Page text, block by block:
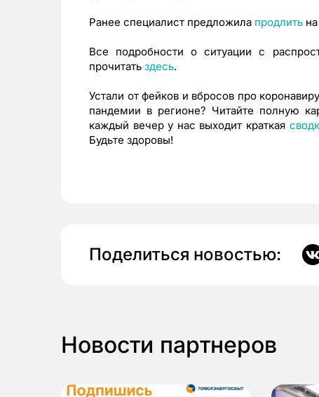
Ранее специалист предложила продлить
Все подробности о ситуации с
прочитать здесь.
Устали от фейков и вбросов про
пандемии в регионе? Читайте полную
каждый вечер у нас выходит краткая
Будьте здоровы!
Поделиться новостью:
Новости партнеров